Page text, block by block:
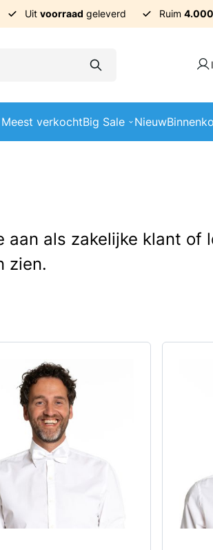
Uit voorraad geleverd Ruim 4.000
Meest verkochtBig Sale Nieuw
aan als zakelijke klant of
zien.